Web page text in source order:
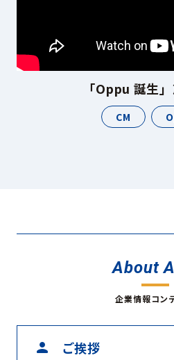
「Oppu 誕生
CM
About
企業情報コン
person ご挨拶